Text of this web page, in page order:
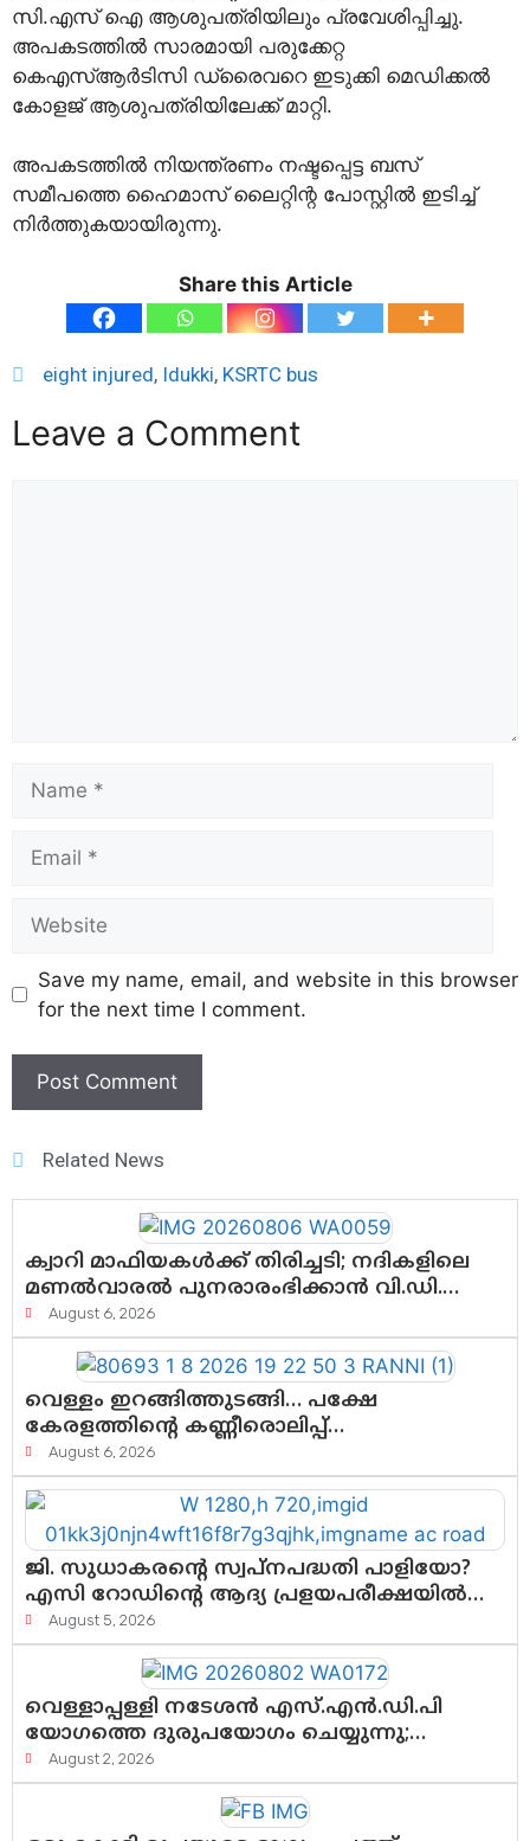
സി.എസ് ഐ ആശുപത്രിയിലും പ്രവേശിപ്പിച്ചു.
അപകടത്തില്‍ സാരമായി പരുക്കേറ്റ
കെഎസ്ആർടിസി ഡ്രൈവറെ ഇടുക്കി മെഡിക്കൽ
കോളജ് ആശുപത്രിയിലേക്ക് മാറ്റി.
അപകടത്തിൽ നിയന്ത്രണം നഷ്ടപ്പെട്ട ബസ്
സമീപത്തെ ഹൈമാസ് ലൈറ്റിന്റ പോസ്റ്റിൽ ഇടിച്ച്
നിർത്തുകയായിരുന്നു.
Share this Article
eight injured, Idukki, KSRTC bus
Leave a Comment
Save my name, email, and website in this browser
for the next time I comment.
Related News
ക്വാറി മാഫിയകൾക്ക് തിരിച്ചടി; നദികളിലെ
മണൽവാരൽ പുനരാരംഭിക്കാൻ വി.ഡി.
സർക്കാർ തീരുമാനം
August 6, 2026
വെള്ളം ഇറങ്ങിത്തുടങ്ങി… പക്ഷേ
കേരളത്തിന്റെ കണ്ണീരൊലിപ്പ്
എന്നവസാനിക്കും?
August 6, 2026
ജി. സുധാകരന്റെ സ്വപ്നപദ്ധതി പാളിയോ?
എസി റോഡിന്റെ ആദ്യ പ്രളയപരീക്ഷയിൽ
ഉയരുന്നത് ഗുരുതര ചോദ്യങ്ങൾ
August 5, 2026
വെള്ളാപ്പള്ളി നടേശൻ എസ്.എൻ.ഡി.പി
യോഗത്തെ ദുരുപയോഗം ചെയ്യുന്നു;
ശ്രീനാരായണ പ്രസ്ഥാനത്തെ
കാർന്നുതിന്നുന്ന വിഷവിത്ത്: ഗോകുലം
August 2, 2026